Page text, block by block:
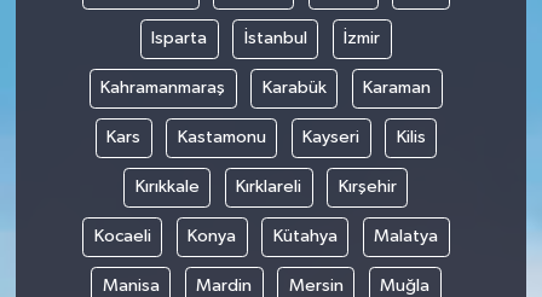
Isparta İstanbul İzmir
Kahramanmaraş Karabük Karaman
Kars Kastamonu Kayseri Kilis
Kırıkkale Kırklareli Kırşehir
Kocaeli Konya Kütahya Malatya
Manisa Mardin Mersin Muğla